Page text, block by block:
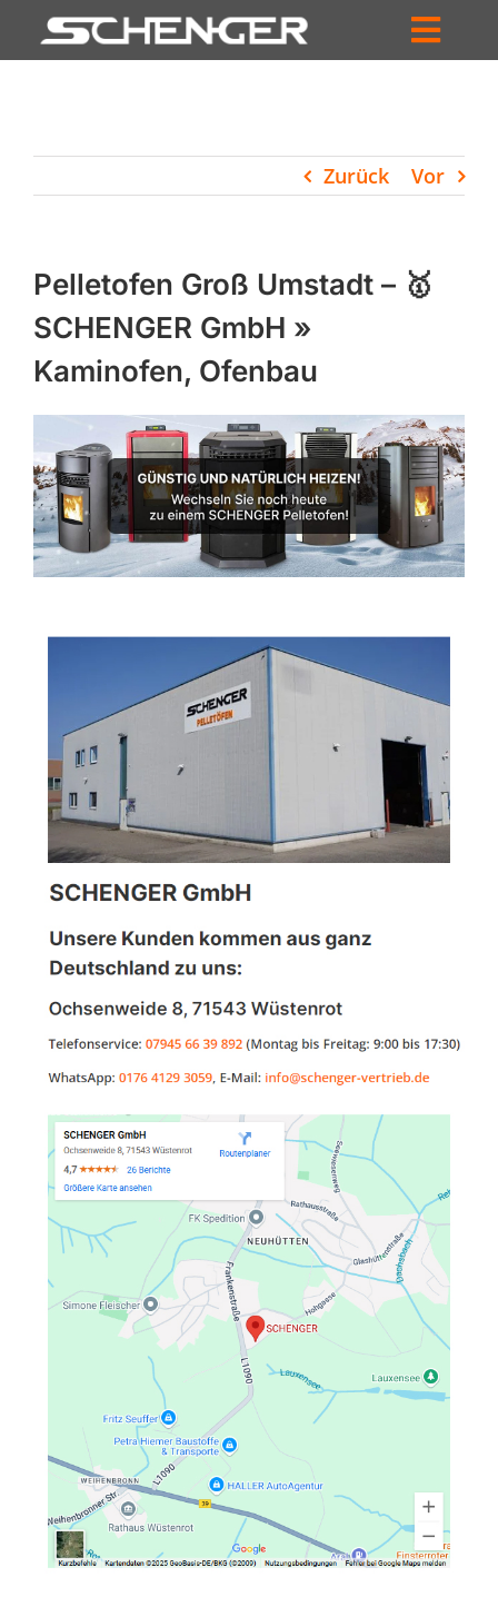
Inhalt
HÄNDLERSUCHE
UNTERNEHMEN
PROFIL
WARENKORB
PRODUCTS
SEARCH
Zurück Vor
Pelletofen Groß Umstadt – 🥇
SCHENGER GmbH »
Kaminofen, Ofenbau